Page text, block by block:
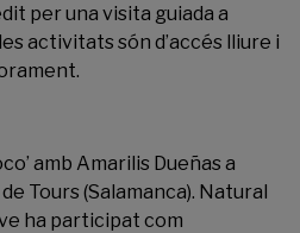
per una visita guiada a
activitats són d’accés lliure i
amb Amarilis Dueñas a
Tours (Salamanca). Natural
ha participat com